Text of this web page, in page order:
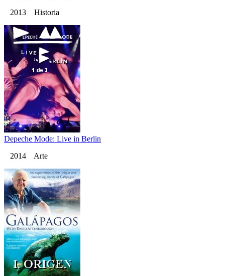
2013 Historia
Depeche Mode: Live in Berlin
2014 Arte